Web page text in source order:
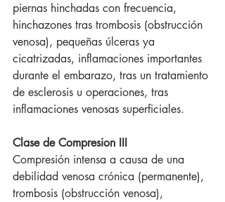
piernas hinchadas con frecuencia,
hinchazones tras trombosis (obstrucción
venosa), pequeñas úlceras ya
cicatrizadas, inflamaciones importantes
durante el embarazo, tras un tratamiento
de esclerosis u operaciones, tras
inflamaciones venosas superficiales.
Clase de Compresion III
Compresión intensa a causa de una
debilidad venosa crónica (permanente),
trombosis (obstrucción venosa),